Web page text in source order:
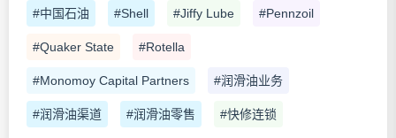
#中国石油 #Shell #Jiffy Lube #Pennzoil
#Quaker State #Rotella
#Monomoy Capital Partners #润滑油业务
#润滑油渠道 #润滑油零售 #快修连锁